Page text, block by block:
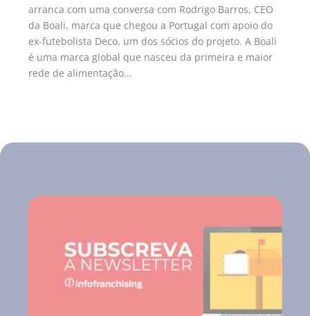
arranca com uma conversa com Rodrigo Barros, CEO
da Boali, marca que chegou a Portugal com apoio do
ex-futebolista Deco, um dos sócios do projeto. A Boali
é uma marca global que nasceu da primeira e maior
rede de alimentação...